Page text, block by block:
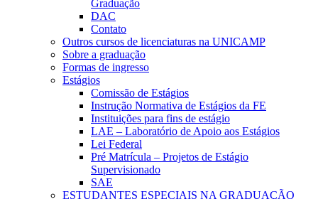
Graduação
DAC
Contato
Outros cursos de licenciaturas na UNICAMP
Sobre a graduação
Formas de ingresso
Estágios
Comissão de Estágios
Instrução Normativa de Estágios da FE
Instituições para fins de estágio
LAE – Laboratório de Apoio aos Estágios
Lei Federal
Pré Matrícula – Projetos de Estágio
Supervisionado
SAE
ESTUDANTES ESPECIAIS NA GRADUAÇÃO